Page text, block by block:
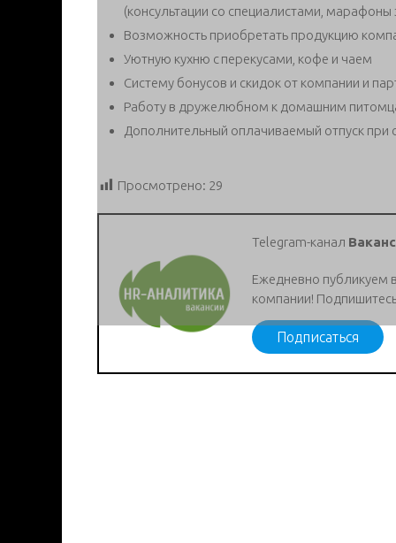
(консультации со специалистами,
Возможность приобретать продукцию
Уютную кухню с перекусами, кофе и чаем
Систему бонусов и скидок от компании и
Работу в дружелюбном к домашним
Дополнительный оплачиваемый отпуск при
Просмотрено: 29
Telegram-канал
Ежедневно публикуем
компании!
Подписаться